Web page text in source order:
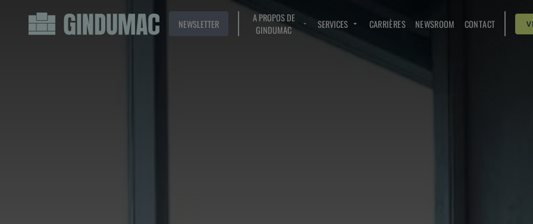
NEWSLETTER
A PROPOS DE
GINDUMAC
SERVICES CARRIÈRES NEWSROOM CONTACT